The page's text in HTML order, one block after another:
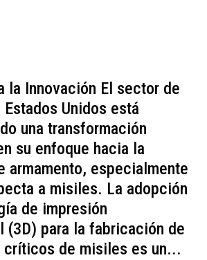
la Innovación El sector de
Estados Unidos está
una transformación
su enfoque hacia la
armamento, especialmente
a misiles. La adopción
de impresión
(3D) para la fabricación de
críticos de misiles es un...